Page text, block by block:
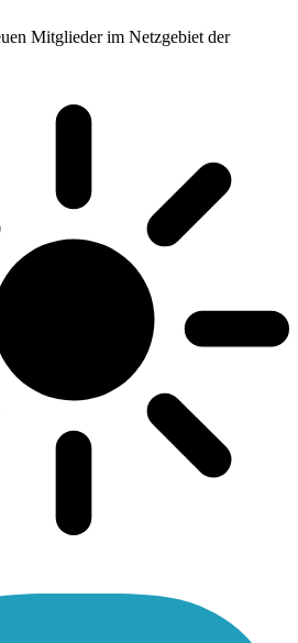
Mitglieder im Netzgebiet der